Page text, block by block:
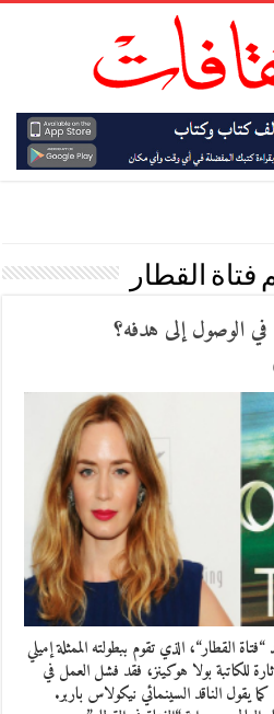
فتاة القطار
في الوصول إلى هدفه؟
القطار“، الذي تقوم ببطولته الممثلة إميلي
للكاتبة بولا هوكينز، فقد فشل العمل في
يقول الناقد السينمائي نيكولاس باربر.